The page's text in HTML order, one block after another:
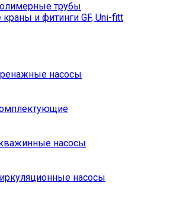
трубы
и фитинги GF, Uni-fitt
насосы
насосы
насосы